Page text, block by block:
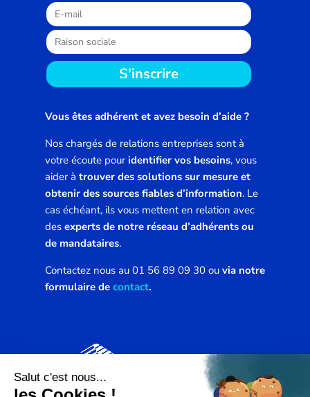
S'inscrire
Vous êtes adhérent et avez besoin d’aide ?
Nos chargés de relations entreprises sont à
votre écoute pouridentifier vos besoins, vous
aider à trouver des solutions sur mesure et
obtenir des sources fiables d’information. Le
cas échéant, ils vous mettent en relation avec
des experts de notre réseau d’adhérents ou
de mandataires.
Contactez nous au 01 56 89 09 30 ou via notre
formulaire de contact.